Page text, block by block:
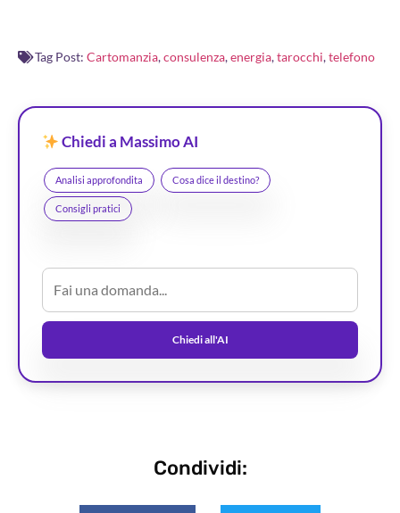
Tag Post: Cartomanzia,consulenza,energia,tarocchi,telefono
Chiedi a Massimo AI
Analisi approfondita Cosa dice il destino?
Consigli pratici
Chiedi all'AI
Condividi: